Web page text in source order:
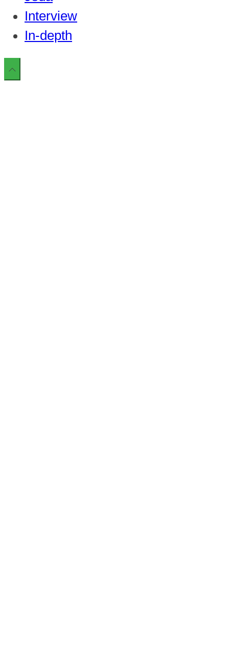
Interview
In-depth